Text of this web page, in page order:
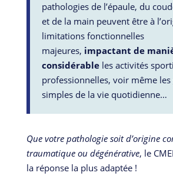
pathologies de l’épaule, du
et de la main peuvent être à
limitations fonctionnelles
majeures, impactant de
considérableles activités
professionnelles, voir même les
simples de la vie quotidienne…
Que votre pathologie soit d’origine
traumatique ou dégénérative, le
la réponse la plus adaptée !